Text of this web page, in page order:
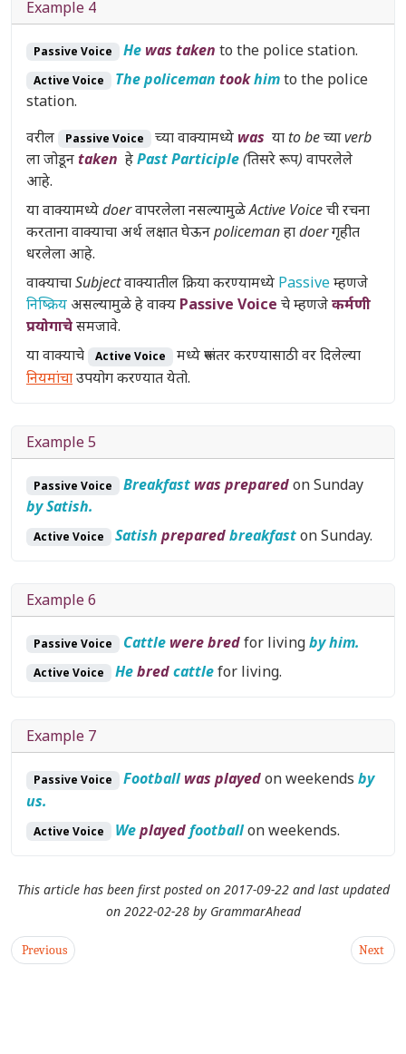
Example 4
Passive Voice He was taken to the police station.
Active Voice The policeman took himto the police
station.
वरील
Passive Voice च्या वाक्यामध्ये was या to be च्या verb
ला जोडूनtaken हेPast Participle(तिसरे रूप) वापरलेले
आहे.
या वाक्यामध्येdoerवापरलेला नसल्यामुळेActive Voiceची रचना
करताना वाक्याचा अर्थ लक्षात घेऊनpolicemanहाdoerगृहीत
धरलेला आहे.
वाक्याचाSubjectवाक्यातील क्रिया करण्यामध्ये Passiveम्हणजे
निष्क्रिय असल्यामुळे हे वाक्य Passive Voice चे म्हणजेकर्मणी
प्रयोगाचेसमजावे.
या वाक्याचे
Active Voice
मध्ये रूपांतर करण्यासाठी वर दिलेल्या
नियमांचाउपयोग करण्यात येतो.
Example 5
Passive Voice Breakfast was preparedon Sunday
by Satish.
Active Voice Satish prepared breakfaston Sunday.
Example 6
Passive Voice Cattle were bredfor livingby him.
Active Voice He bred cattlefor living.
Example 7
Passive Voice Football was playedon weekends by
us.
Active Voice We played footballon weekends.
This article has been first posted on 2017-09-22 and last updated
on 2022-02-28by GrammarAhead
Previous Next